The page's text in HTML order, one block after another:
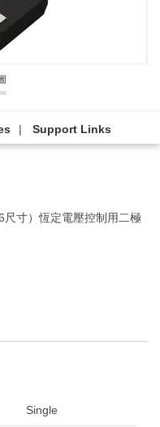
Support Links
寸）恆定電壓控制用二極
Single